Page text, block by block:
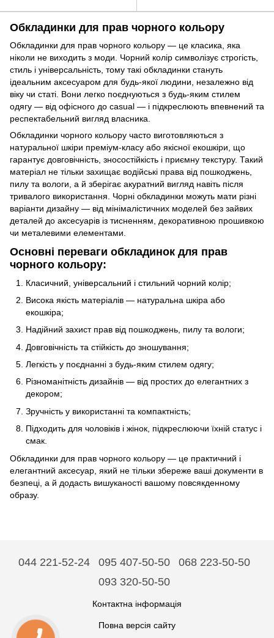
Обкладинки для прав чорного кольору
Обкладинки для прав чорного кольору — це класика, яка
ніколи не виходить з моди. Чорний колір символізує строгість,
стиль і універсальність, тому такі обкладинки стануть
ідеальним аксесуаром для будь-якої людини, незалежно від
віку чи статі. Вони легко поєднуються з будь-яким стилем
одягу — від офісного до casual — і підкреслюють впевнений та
респектабельний вигляд власника.
Обкладинки чорного кольору часто виготовляються з
натуральної шкіри преміум-класу або якісної екошкіри, що
гарантує довговічність, зносостійкість і приємну текстуру. Такий
матеріал не тільки захищає водійські права від пошкоджень,
пилу та вологи, а й зберігає акуратний вигляд навіть після
тривалого використання. Чорні обкладинки можуть мати різні
варіанти дизайну — від мінімалістичних моделей без зайвих
деталей до аксесуарів із тисненням, декоративною прошивкою
чи металевими елементами.
Основні переваги обкладинок для прав
чорного кольору:
Класичний, універсальний і стильний чорний колір;
Висока якість матеріалів — натуральна шкіра або
екошкіра;
Надійний захист прав від пошкоджень, пилу та вологи;
Довговічність та стійкість до зношування;
Легкість у поєднанні з будь-яким стилем одягу;
Різноманітність дизайнів — від простих до елегантних з
декором;
Зручність у використанні та компактність;
Підходить для чоловіків і жінок, підкреслюючи їхній статус і
смак.
Обкладинки для прав чорного кольору — це практичний і
елегантний аксесуар, який не тільки збереже ваші документи в
безпеці, а й додасть вишуканості вашому повсякденному
образу.
044 221-52-24 095 407-50-50
068 223-50-50
093 320-50-50
Контактна інформація
Повна версія сайту